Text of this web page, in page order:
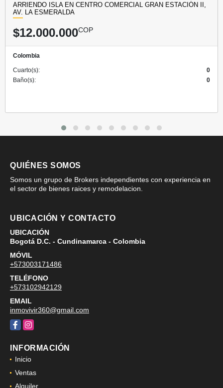
ARRIENDO ISLA EN CENTRO COMERCIAL GRAN ESTACIÓN II,
AV. LA ESMERALDA
$12.000.000COP
Colombia
Cuarto(s):
0
Baño(s):
0
QUIÉNES SOMOS
Somos un grupo de Brokers independientes con experiencia en
el sector de bienes raices y remodelacion.
UBICACIÓN Y CONTACTO
UBICACIÓN
Bogotá D.C. - Cundinamarca - Colombia
MÓVIL
+573003171486
TELÉFONO
+573102942129
EMAIL
inmovivir360@gmail.com
FacebookInstagram
INFORMACIÓN
Inicio
Ventas
Alquiler